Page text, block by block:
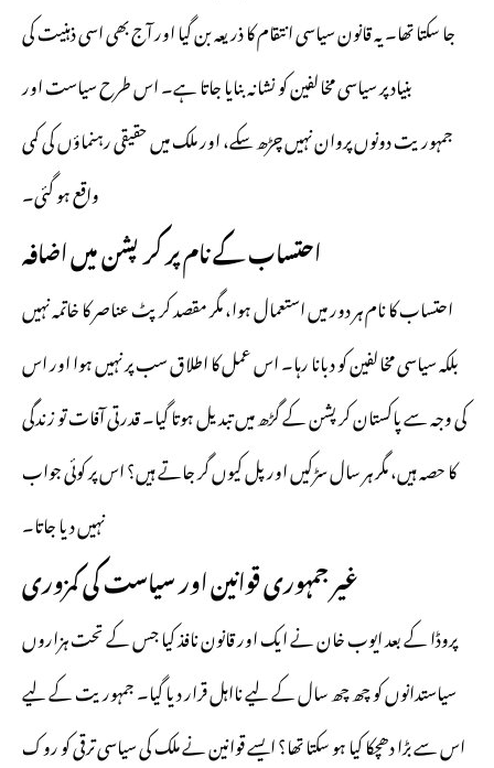
جا سکتا تھا۔ یہ قانون سیاسی انتقام کا ذریعہ بن گیا اور آج بھی اسی ذہنیت کی
بنیاد پر سیاسی مخالفین کو نشانہ بنایا جاتا ہے۔ اس طرح سیاست اور
جمہوریت دونوں پروان نہیں چڑھ سکے، اور ملک میں حقیقی رہنماؤں کی کمی
واقع ہو گئی۔
احتساب کے نام پر کرپشن میں اضافہ
احتساب کا نام ہر دور میں استعمال ہوا، مگر مقصد کرپٹ عناصر کا خاتمہ نہیں
بلکہ سیاسی مخالفین کو دبانا رہا۔ اس عمل کا اطلاق سب پر نہیں ہوا اور اس
کی وجہ سے پاکستان کرپشن کے گڑھ میں تبدیل ہوتا گیا۔ قدرتی آفات تو زندگی
کا حصہ ہیں، مگر ہر سال سڑکیں اور پل کیوں گر جاتے ہیں؟ اس پر کوئی جواب
نہیں دیا جاتا۔
غیر جمہوری قوانین اور سیاست کی کمزوری
پروڈا کے بعد ایوب خان نے ایک اور قانون نافذ کیا جس کے تحت ہزاروں
سیاستدانوں کو چھ چھ سال کے لیے نااہل قرار دیا گیا۔ جمہوریت کے لیے
اس سے بڑا دھچکا کیا ہو سکتا تھا؟ ایسے قوانین نے ملک کی سیاسی ترقی کو روک